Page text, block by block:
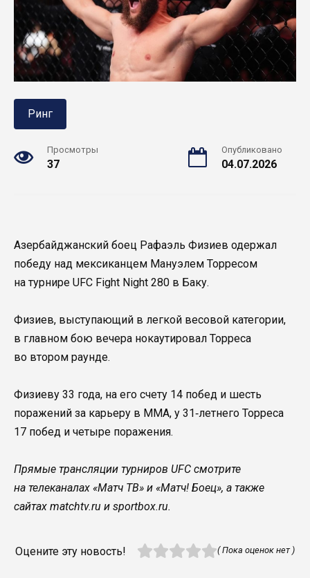
Ринг
Просмотры
37
Опубликовано
04.07.2026
Азербайджанский боец Рафаэль Физиев одержал
победу над мексиканцем Мануэлем Торресом
на турнире UFC Fight Night 280 в Баку.
Физиев, выступающий в легкой весовой категории,
в главном бою вечера нокаутировал Торреса
во втором раунде.
Физиеву 33 года, на его счету 14 побед и шесть
поражений за карьеру в MMA, у 31‑летнего Торреса
17 побед и четыре поражения.
Прямые трансляции турниров UFC смотрите
на телеканалах «Матч ТВ» и «Матч! Боец», а также
сайтах matchtv.ru и sportbox.ru.
Оцените эту новость! ( Пока оценок нет )